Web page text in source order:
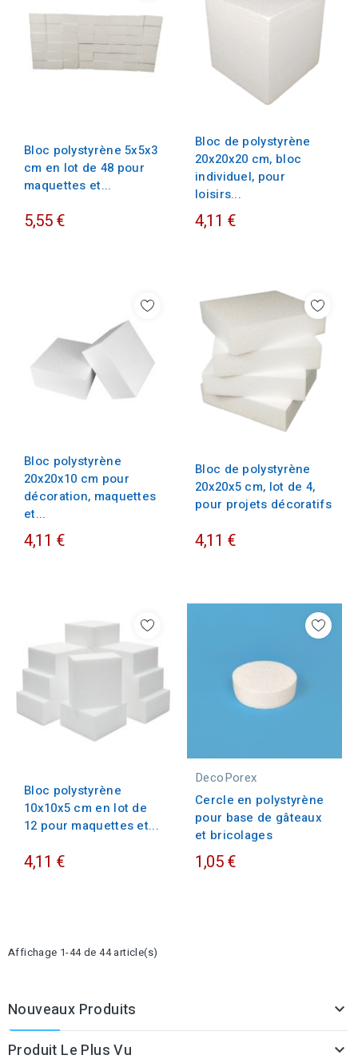
Bloc polystyrène 5x5x3
cm en lot de 48 pour
maquettes et...
5,55 €
Bloc de polystyrène
20x20x20 cm, bloc
individuel, pour
loisirs...
4,11 €
Bloc polystyrène
20x20x10 cm pour
décoration, maquettes
et...
4,11 €
Bloc de polystyrène
20x20x5 cm, lot de 4,
pour projets décoratifs
4,11 €
Bloc polystyrène
10x10x5 cm en lot de
12 pour maquettes et...
4,11 €
DecoPorex
Cercle en polystyrène
pour base de gâteaux
et bricolages
1,05 €
Affichage 1-44 de 44 article(s)
Nouveaux Produits 
Produit Le Plus Vu 